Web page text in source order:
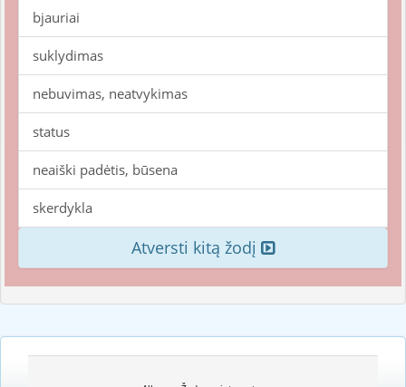
bjauriai
suklydimas
nebuvimas, neatvykimas
status
neaiški padėtis, būsena
skerdykla
Atversti kitą žodį